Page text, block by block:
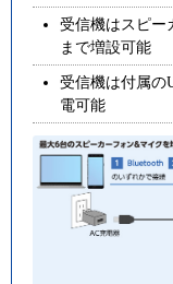
受信機はスピー
まで増設可能
受信機は付属の
電可能